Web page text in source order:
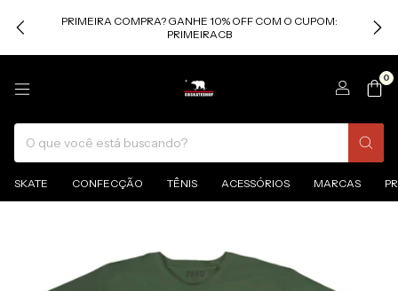
PRIMEIRA COMPRA? GANHE 10% OFF COM O CUPOM:
PRIMEIRACB
0
SKATE CONFECÇÃO TÊNIS ACESSÓRIOS MARCAS